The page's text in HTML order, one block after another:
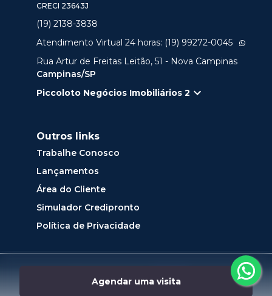
Agendar uma visita
CRECI 23643J
(19) 2138-3838
Atendimento Virtual 24 horas: (19) 99272-0045
Rua Artur de Freitas Leitão, 51 - Nova Campinas
Campinas/SP
Piccoloto Negócios Imobiliários 2
Outros links
Trabalhe Conosco
Lançamentos
Área do Cliente
Simulador Credipronto
Política de Privacidade
Desenvolvido por